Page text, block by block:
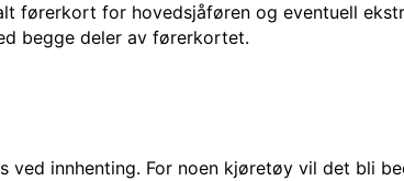
førerkort for hovedsjåføren og eventuell
begge deler av førerkortet.
ved innhenting. For noen kjøretøy vil det bli